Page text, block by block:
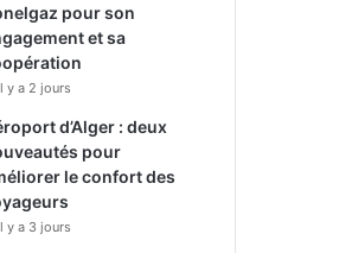
pour son
et sa
y a 2 jours
d’Alger : deux
pour
le confort des
y a 3 jours